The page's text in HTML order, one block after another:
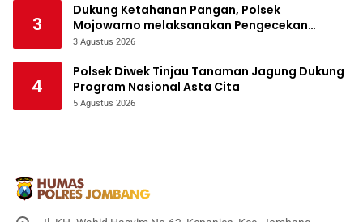
3
Dukung Ketahanan Pangan, Polsek
Mojowarno melaksanakan Pengecekan
Tanaman Jagung
3 Agustus 2026
4
Polsek Diwek Tinjau Tanaman Jagung Dukung
Program Nasional Asta Cita
5 Agustus 2026